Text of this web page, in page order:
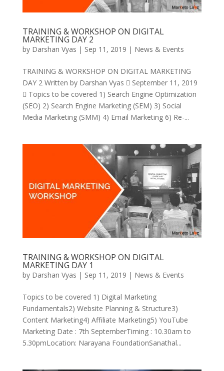
TRAINING & WORKSHOP ON DIGITAL
MARKETING DAY 2
by Darshan Vyas | Sep 11, 2019 | News & Events
TRAINING & WORKSHOP ON DIGITAL MARKETING
DAY 2 Written by Darshan Vyas  September 11, 2019
 Topics to be covered 1) Search Engine Optimization
(SEO) 2) Search Engine Marketing (SEM) 3) Social
Media Marketing (SMM) 4) Email Marketing 6) Re-...
TRAINING & WORKSHOP ON DIGITAL
MARKETING DAY 1
by Darshan Vyas | Sep 11, 2019 | News & Events
Topics to be covered 1) Digital Marketing
Fundamentals2) Website Planning & Structure3)
Content Marketing4) Affiliate Marketing5) YouTube
Marketing Date : 7th SeptemberTiming : 10.30am to
5.30pmLocation: Narayana FoundationSanathal...